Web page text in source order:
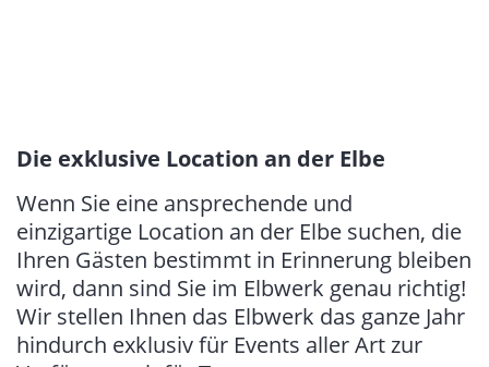
Die exklusive Location an der Elbe
Wenn Sie eine ansprechende und
einzigartige Location an der Elbe suchen, die
Ihren Gästen bestimmt in Erinnerung bleiben
wird, dann sind Sie im Elbwerk genau richtig!
Wir stellen Ihnen das Elbwerk das ganze Jahr
hindurch exklusiv für Events aller Art zur